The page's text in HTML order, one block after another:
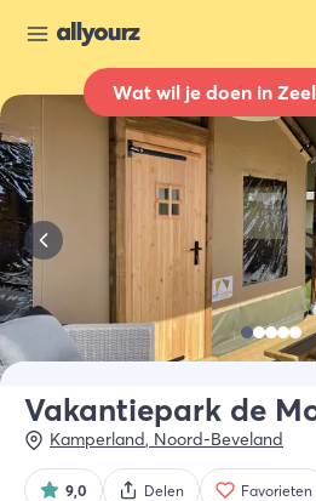
Wat wil je doen in
Terug naar overzicht
Overnachten
Waar
Heel Zeeland
Wanneer
Selecteer datum
Alle types
Wie
2 gasten
Vakantiepark de
Kamperland, Noord-Beveland
9,0 Delen Favorieten